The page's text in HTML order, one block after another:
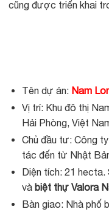
cũng được triển khai
Tên dự án: Nam
Vị trí: Khu đô thị
Hải Phòng, Việt
Chủ đầu tư: Công
tác đến từ Nhật
Diện tích: 21 hecta.
vàbiệt thự Valora
Bàn giao: Nhà phố